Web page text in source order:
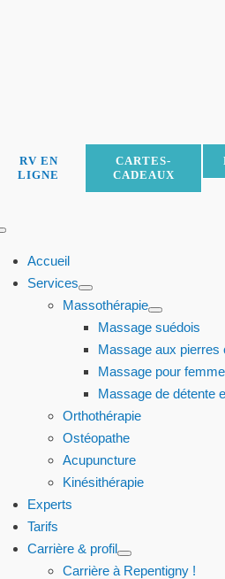
RV EN
LIGNE
CARTES-
CADEAUX
Accueil
Services
Massothérapie
Massage suédois
Massage aux pierres
Massage pour
Massage de détente
Orthothérapie
Ostéopathe
Acupuncture
Kinésithérapie
Experts
Tarifs
Carrière & profil
Carrière à Repentigny !